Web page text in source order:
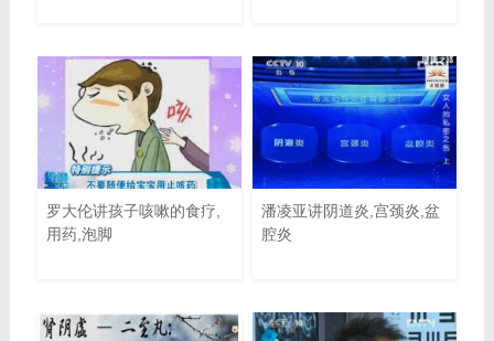
罗大伦讲孩子咳嗽的食疗,
用药,泡脚
潘凌亚讲阴道炎,宫颈炎,盆
腔炎